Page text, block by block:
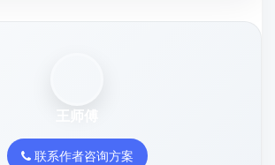
王师傅
联系作者咨询方案